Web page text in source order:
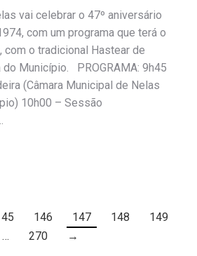
vai celebrar o 47º aniversário
com um programa que terá o
com o tradicional Hastear de
do Município. PROGRAMA: 9h45
(Câmara Municipal de Nelas
10h00 – Sessão
146 147 148
149
…
270 →